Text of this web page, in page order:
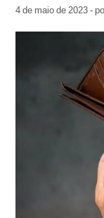
4 de maio de 2023 -